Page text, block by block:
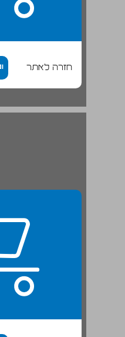
חזרה לאתר